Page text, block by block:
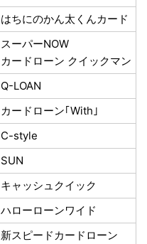
はちにのかん太くんカード
スーパーNOW
カードローン クイックマン
Q-LOAN
カードローン｢With｣
C-style
SUN
キャッシュクイック
ハローローンワイド
新スピードカードローン